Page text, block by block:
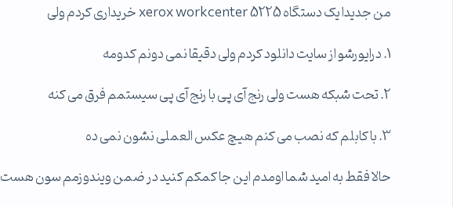
من جدیدا یک دستگاه xerox workcenter 5225 خریداری کردم ولی
1. درایورشو از سایت دانلود کردم ولی دقیقا نمی دونم کدومه
2. تحت شبکه هست ولی رنج آی پی با رنج آی پی سیستمم فرق می کنه
3. با کابلم که نصب می کنم هیچ عکس العملی نشون نمی ده
حالا فقط به امید شما اومدم این جا کمکم کنید در ضمن ویندوزمم سون هست